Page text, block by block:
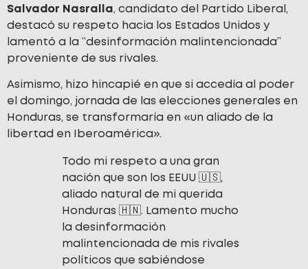
Salvador Nasralla, candidato del Partido Liberal,
destacó su respeto hacia los Estados Unidos y
lamentó a la “desinformación malintencionada”
proveniente de sus rivales.
Asimismo, hizo hincapié en que si accedía al poder
el domingo, jornada de las elecciones generales en
Honduras, se transformaría en «un aliado de la
libertad en Iberoamérica».
Todo mi respeto a una gran
nación que son los EEUU 🇺🇸,
aliado natural de mi querida
Honduras 🇭🇳. Lamento mucho
la desinformación
malintencionada de mis rivales
políticos que sabiéndose